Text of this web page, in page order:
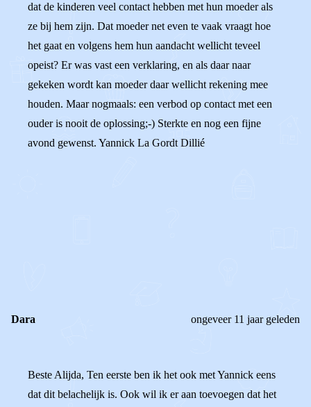
dat de kinderen veel contact hebben met hun moeder als
ze bij hem zijn. Dat moeder net even te vaak vraagt hoe
het gaat en volgens hem hun aandacht wellicht teveel
opeist? Er was vast een verklaring, en als daar naar
gekeken wordt kan moeder daar wellicht rekening mee
houden. Maar nogmaals: een verbod op contact met een
ouder is nooit de oplossing;-) Sterkte en nog een fijne
avond gewenst. Yannick La Gordt Dillié
Dara ongeveer 11 jaar geleden
Beste Alijda, Ten eerste ben ik het ook met Yannick eens
dat dit belachelijk is. Ook wil ik er aan toevoegen dat het